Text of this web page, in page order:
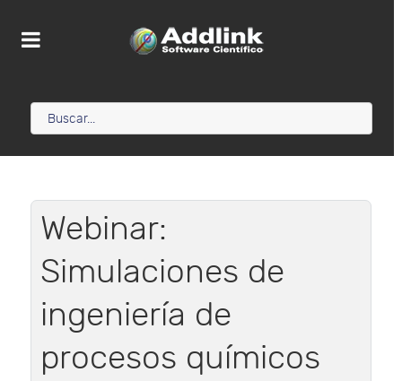
Webinar:
Simulaciones de
ingeniería de
procesos químicos